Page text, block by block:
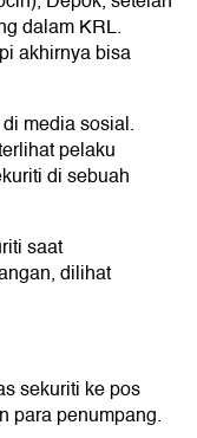
dalam KRL.
akhirnya bisa
media sosial.
pelaku
di sebuah
saat
dilihat
sekuriti ke pos
para penumpang.